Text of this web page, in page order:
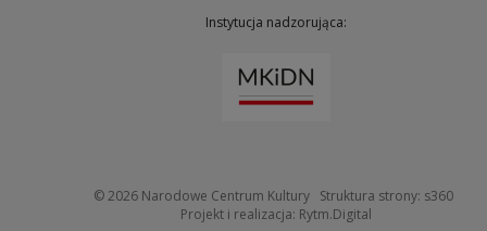
Instytucja nadzorująca:
© 2026 Narodowe Centrum KulturyStruktura strony: s360
Projekt i realizacja: Rytm.Digital